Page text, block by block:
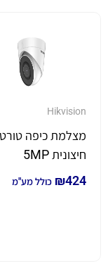
Hikvision
חיצונית 5MP
₪424 כולל מע"מ